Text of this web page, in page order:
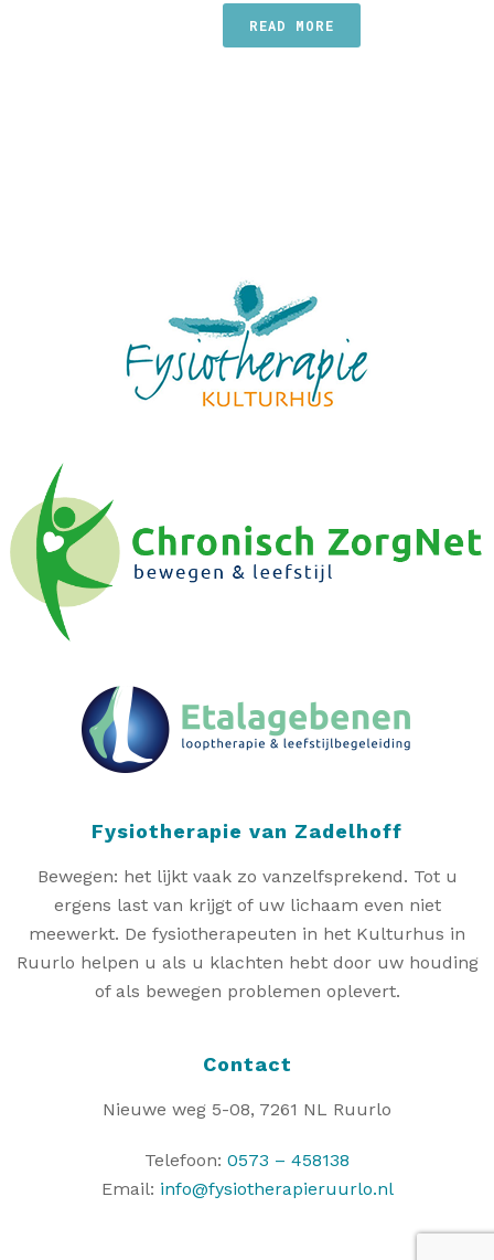
READ MORE
Fysiotherapie van Zadelhoff
Bewegen: het lijkt vaak zo vanzelfsprekend. Tot u
ergens last van krijgt of uw lichaam even niet
meewerkt. De fysiotherapeuten in het Kulturhus in
Ruurlo helpen u als u klachten hebt door uw houding
of als bewegen problemen oplevert.
Contact
Nieuwe weg 5-08, 7261 NL Ruurlo
Telefoon: 0573 – 458138
Email: info@fysiotherapieruurlo.nl